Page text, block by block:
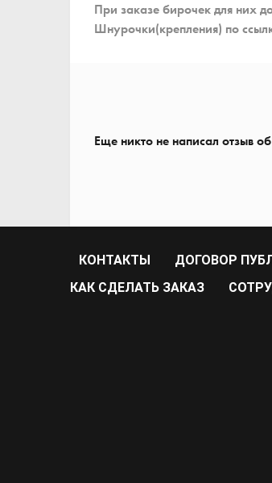
При заказе бирочек для них
Шнурочки(крепления) по
Еще никто не написал отзыв
КОНТАКТЫ ДОГОВОР
КАК СДЕЛАТЬ ЗАКАЗ